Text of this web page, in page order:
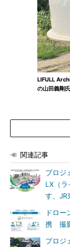
LIFULL
の山田義剛氏
関連記事
プロジ
LX（
す、JR
ドロ
携 撮
プロジ